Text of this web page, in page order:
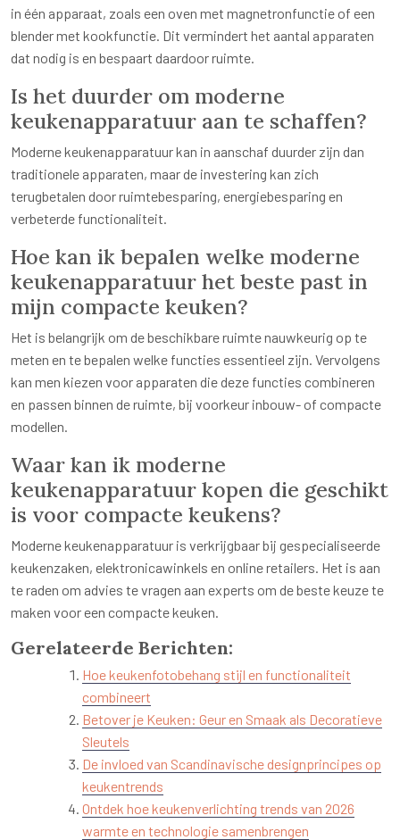
in één apparaat, zoals een oven met magnetronfunctie of een
blender met kookfunctie. Dit vermindert het aantal apparaten
dat nodig is en bespaart daardoor ruimte.
Is het duurder om moderne
keukenapparatuur aan te schaffen?
Moderne keukenapparatuur kan in aanschaf duurder zijn dan
traditionele apparaten, maar de investering kan zich
terugbetalen door ruimtebesparing, energiebesparing en
verbeterde functionaliteit.
Hoe kan ik bepalen welke moderne
keukenapparatuur het beste past in
mijn compacte keuken?
Het is belangrijk om de beschikbare ruimte nauwkeurig op te
meten en te bepalen welke functies essentieel zijn. Vervolgens
kan men kiezen voor apparaten die deze functies combineren
en passen binnen de ruimte, bij voorkeur inbouw- of compacte
modellen.
Waar kan ik moderne
keukenapparatuur kopen die geschikt
is voor compacte keukens?
Moderne keukenapparatuur is verkrijgbaar bij gespecialiseerde
keukenzaken, elektronicawinkels en online retailers. Het is aan
te raden om advies te vragen aan experts om de beste keuze te
maken voor een compacte keuken.
Gerelateerde Berichten:
Hoe keukenfotobehang stijl en functionaliteit
combineert
Betover je Keuken: Geur en Smaak als Decoratieve
Sleutels
De invloed van Scandinavische designprincipes op
keukentrends
Ontdek hoe keukenverlichting trends van 2026
warmte en technologie samenbrengen